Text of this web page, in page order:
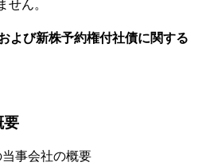
せん。
よび新株予約権付社債に関する
要
事会社の概要